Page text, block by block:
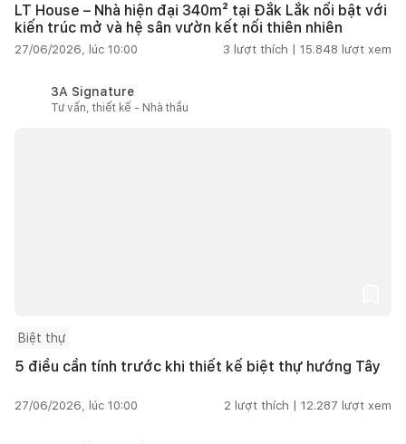
LT House – Nhà hiện đại 340m² tại Đắk Lắk nổi bật với
kiến trúc mở và hệ sân vườn kết nối thiên nhiên
27/06/2026, lúc 10:00 3 lượt thích | 15.848 lượt xem
3A Signature
Tư vấn, thiết kế - Nhà thầu
Biệt thự
5 điều cần tính trước khi thiết kế biệt thự hướng Tây
27/06/2026, lúc 10:00 2 lượt thích | 12.287 lượt xem